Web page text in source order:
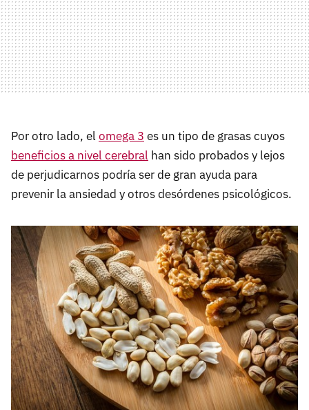
Por otro lado, el omega 3 es un tipo de grasas cuyos
beneficios a nivel cerebral han sido probados y lejos
de perjudicarnos podría ser de gran ayuda para
prevenir la ansiedad y otros desórdenes psicológicos.